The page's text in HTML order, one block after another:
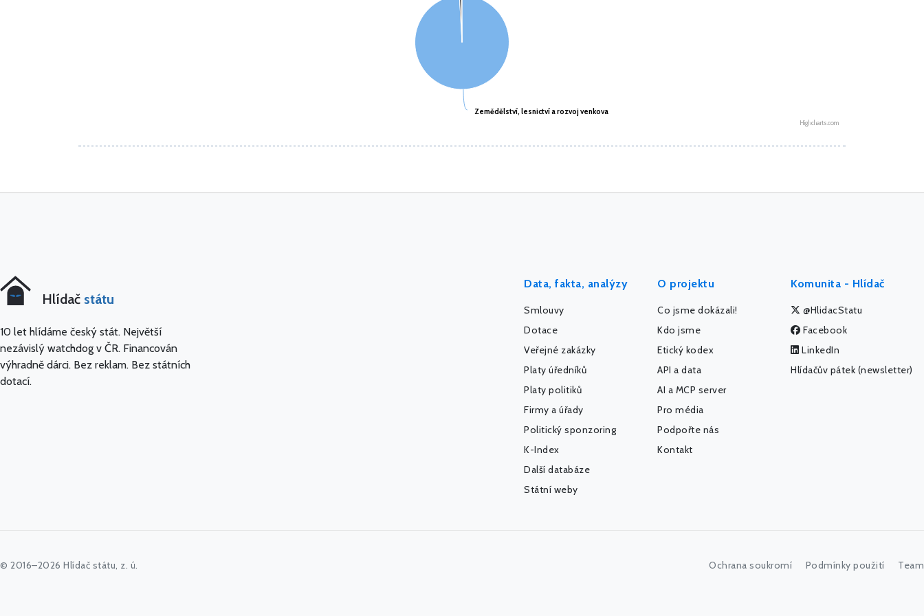
Zemědělství, lesnictví a rozvoj venkova
Zemědělství, lesnictví a rozvoj venkova
Highcharts.com
Hlídač státu
10 let hlídáme český stát. Největší
nezávislý watchdog v ČR. Financován
výhradně dárci. Bez reklam. Bez státních
dotací.
Data, fakta, analýzy
Smlouvy
Dotace
Veřejné zakázky
Platy úředníků
Platy politiků
Firmy a úřady
Politický sponzoring
K-Index
Další databáze
Státní weby
O projektu
Co jsme dokázali!
Kdo jsme
Etický kodex
API a data
AI a MCP server
Pro média
Podpořte nás
Kontakt
Komunita - Hlídač
@HlidacStatu
Facebook
LinkedIn
Hlídačův pátek (newsletter)
© 2016–2026 Hlídač státu, z. ú. Ochrana soukromí Podmínky použití Team